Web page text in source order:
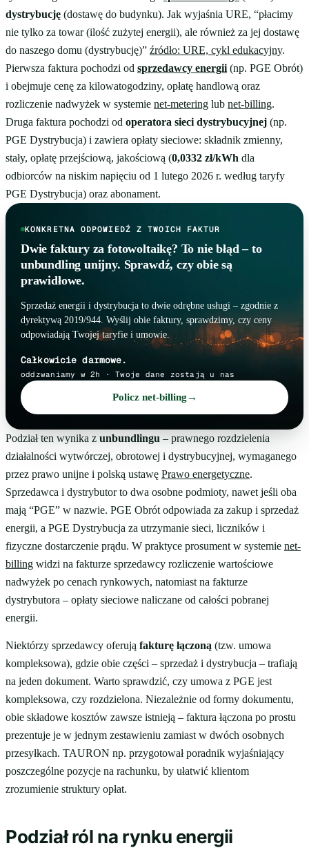
dystrybucję (dostawę do budynku). Jak wyjaśnia URE, “płacimy
nie tylko za towar (ilość zużytej energii), ale również za jej dostawę
do naszego domu (dystrybucję)” źródło: URE, cykl edukacyjny.
Pierwsza faktura pochodzi od sprzedawcy energii (np. PGE Obrót)
i obejmuje cenę za kilowatogodziny, opłatę handlową oraz
rozliczenie nadwyżek w systemie net-metering lub net-billing.
Druga faktura pochodzi od operatora sieci dystrybucyjnej (np.
PGE Dystrybucja) i zawiera opłaty sieciowe: składnik zmienny,
stały, opłatę przejściową, jakościową (0,0332 zł/kWh dla
odbiorców na niskim napięciu od 1 lutego 2026 r. według taryfy
PGE Dystrybucja) oraz abonament.
KONKRETNA ODPOWIEDŹ Z TWOICH FAKTUR
Dwie faktury za fotowoltaikę? To nie błąd – to
unbundling unijny. Sprawdź, czy obie są
prawidłowe.
Sprzedaż energii i dystrybucja to dwie odrębne usługi – zgodnie z
dyrektywą 2019/944. Wyślij obie faktury, sprawdzimy, czy ceny
odpowiadają Twojej taryfie i umowie.
Policz net-billing →
Całkowicie darmowe.
oddzwaniamy w 2h · Twoje dane zostają u nas
Podział ten wynika z unbundlingu – prawnego rozdzielenia
działalności wytwórczej, obrotowej i dystrybucyjnej, wymaganego
przez prawo unijne i polską ustawę Prawo energetyczne.
Sprzedawca i dystrybutor to dwa osobne podmioty, nawet jeśli oba
mają “PGE” w nazwie. PGE Obrót odpowiada za zakup i sprzedaż
energii, a PGE Dystrybucja za utrzymanie sieci, liczników i
fizyczne dostarczenie prądu. W praktyce prosument w systemie net-
billing widzi na fakturze sprzedawcy rozliczenie wartościowe
nadwyżek po cenach rynkowych, natomiast na fakturze
dystrybutora – opłaty sieciowe naliczane od całości pobranej
energii.
Niektórzy sprzedawcy oferują fakturę łączoną (tzw. umowa
kompleksowa), gdzie obie części – sprzedaż i dystrybucja – trafiają
na jeden dokument. Warto sprawdzić, czy umowa z PGE jest
kompleksowa, czy rozdzielona. Niezależnie od formy dokumentu,
obie składowe kosztów zawsze istnieją – faktura łączona po prostu
prezentuje je w jednym zestawieniu zamiast w dwóch osobnych
przesyłkach. TAURON np. przygotował poradnik wyjaśniający
poszczególne pozycje na rachunku, by ułatwić klientom
zrozumienie struktury opłat.
Podział ról na rynku energii